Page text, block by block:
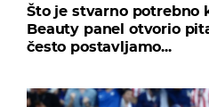
Što je stvarno potrebno
Beauty panel otvorio
često postavljamo...